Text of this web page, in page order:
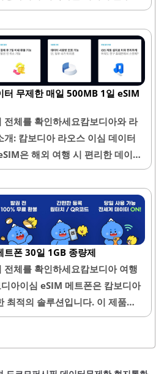
의 데이터를 제공하며, 저속 무
행 중에도 안정적인 인터넷 사용
한 후, 간편하게 핸드폰에 장착하
루어져 사용이 매우 간편합니
여행하는 동안 끊김 없이 원활
여행의 편리함을 더합니다. 유심
별도의 보관 파우치가 제공되
니다. 또한, 고객 서비스가 신속하
답변을 빠르게 받을 수 있어, 사
정이 없습니다.합리적인 가격으
터 무제한 매일 500MB 1일 eSIM
체를 확인하세요캄보디아와 라
: 캄보디아 라오스 이심 데이터
은 해외 여행 시 편리한 데이터
은 간편한 설치 과정을 통해 사용
수 있도록 도와줍니다. 특히, 캄
역에서 안정적인 데이터 서비스
최소화합니다.사용자는 원하
선택할 수 있어 개인의 필요에 맞
다. 공항에서 간단한 설정만으
하여, 별도의 유심 구매 없이도 편
. 이심은 저렴한 가격으로 제공되
옵션이 있어 경제적인 여행을 지
자에게는 특히 유용한 기능을 제
트폰 30일 1GB 종량제
체를 확인하세요캄보디아 여행
아이심 eSIM 메트폰은 캄보디아
최적의 솔루션입니다. 이 제품은
제공하여 여행 중 필요한 인터넷
수 있으며, 유심을 따로 교체할
터 속도는 안정적이며, 지도 확